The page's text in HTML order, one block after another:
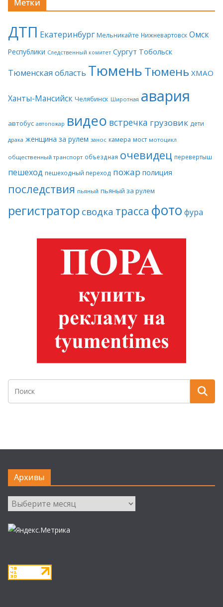
Метки
ДТП Екатеринбург Мельникайте Нижневартовск Омск
Республики Следственный комитет Сургут Тобольск
Тюменская область ТюменьТюмень ХМАО
Ханты-Мансийск Челябинск Широтная авария
автобус автопожар видео встречка грузовик дети
драка женщина за рулем занос камера мост мотоцикл
общественный транспорт объездная очевидец перевертыш
пешеход пешеходный переход пожар полиция
последствия пьяный пьяный за рулем
регистратор сводка трасса фото фура
Архивы
Архивы